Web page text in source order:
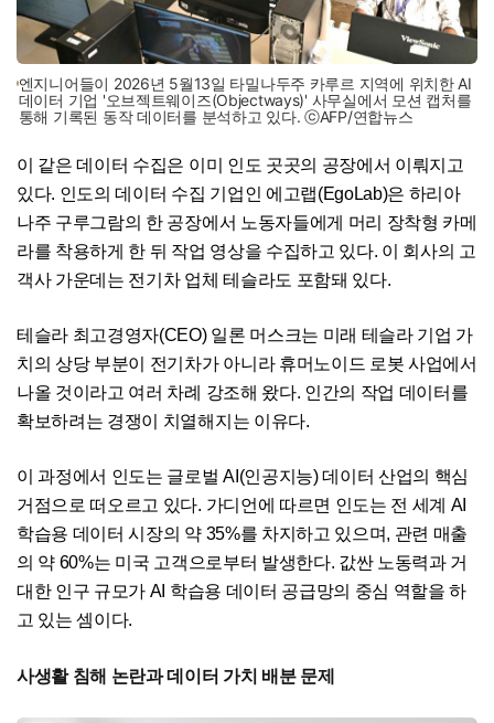
엔지니어들이 2026년 5월13일 타밀나두주 카루르 지역에 위치한 AI
데이터 기업 '오브젝트웨이즈(Objectways)' 사무실에서 모션 캡처를
통해 기록된 동작 데이터를 분석하고 있다. ⓒAFP/연합뉴스
이 같은 데이터 수집은 이미 인도 곳곳의 공장에서 이뤄지고
있다. 인도의 데이터 수집 기업인 에고랩(EgoLab)은 하리아
나주 구루그람의 한 공장에서 노동자들에게 머리 장착형 카메
라를 착용하게 한 뒤 작업 영상을 수집하고 있다. 이 회사의 고
객사 가운데는 전기차 업체 테슬라도 포함돼 있다.
테슬라 최고경영자(CEO) 일론 머스크는 미래 테슬라 기업 가
치의 상당 부분이 전기차가 아니라 휴머노이드 로봇 사업에서
나올 것이라고 여러 차례 강조해 왔다. 인간의 작업 데이터를
확보하려는 경쟁이 치열해지는 이유다.
이 과정에서 인도는 글로벌 AI(인공지능) 데이터 산업의 핵심
거점으로 떠오르고 있다. 가디언에 따르면 인도는 전 세계 AI
학습용 데이터 시장의 약 35%를 차지하고 있으며, 관련 매출
의 약 60%는 미국 고객으로부터 발생한다. 값싼 노동력과 거
대한 인구 규모가 AI 학습용 데이터 공급망의 중심 역할을 하
고 있는 셈이다.
사생활 침해 논란과 데이터 가치 배분 문제